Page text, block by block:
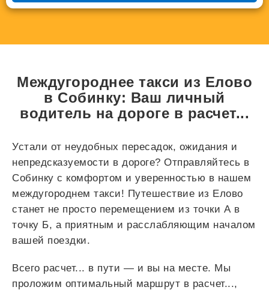
Междугороднее такси из Елово
в Собинку: Ваш личный
водитель на дороге в расчет...
Устали от неудобных пересадок, ожидания и
непредсказуемости в дороге? Отправляйтесь в
Собинку с комфортом и уверенностью в нашем
междугороднем такси! Путешествие из Елово
станет не просто перемещением из точки А в
точку Б, а приятным и расслабляющим началом
вашей поездки.
Всего расчет... в пути — и вы на месте. Мы
проложим оптимальный маршрут в расчет...,